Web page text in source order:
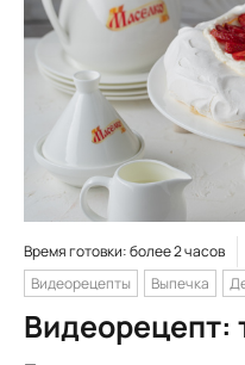
Время готовки: более 2 часов
Видеорецепты
Выпечка
Видеорецепт: